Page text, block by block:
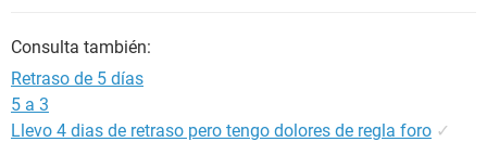
Consulta también:
Retraso de 5 días
5 a 3
Llevo 4 dias de retraso pero tengo dolores de regla foro ✓